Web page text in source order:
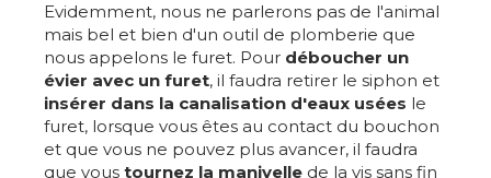
Evidemment, nous ne parlerons pas de l'animal
mais bel et bien d'un outil de plomberie que
nous appelons le furet. Pour déboucher un
évier avec un furet, il faudra retirer le siphon et
insérer dans la canalisation d'eaux usées le
furet, lorsque vous êtes au contact du bouchon
et que vous ne pouvez plus avancer, il faudra
que vous tournez la manivelle de la vis sans fin